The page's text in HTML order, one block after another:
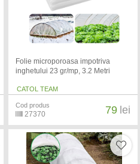
Folie microporoasa impotriva
inghetului 23 gr/mp, 3.2 Metri
CATOL TEAM
Cod produs
27370 79 lei